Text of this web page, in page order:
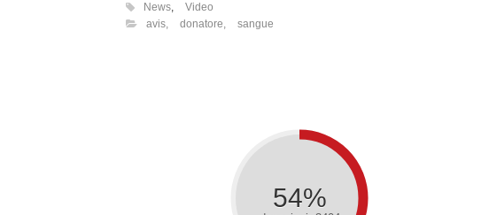
News
Video
avis
donatore sangue
54%